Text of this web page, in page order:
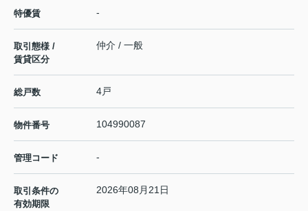
特優賃 -
取引態様 /
賃貸区分
仲介 / 一般
総戸数 4戸
物件番号 104990087
管理コード -
取引条件の
有効期限
2026年08月21日